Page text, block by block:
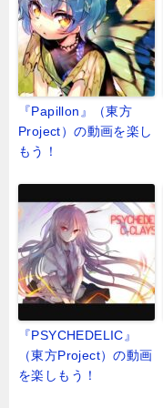
『Papillon』（東方
Project）の動画を楽し
もう！
『PSYCHEDELIC』
（東方Project）の動画
を楽しもう！